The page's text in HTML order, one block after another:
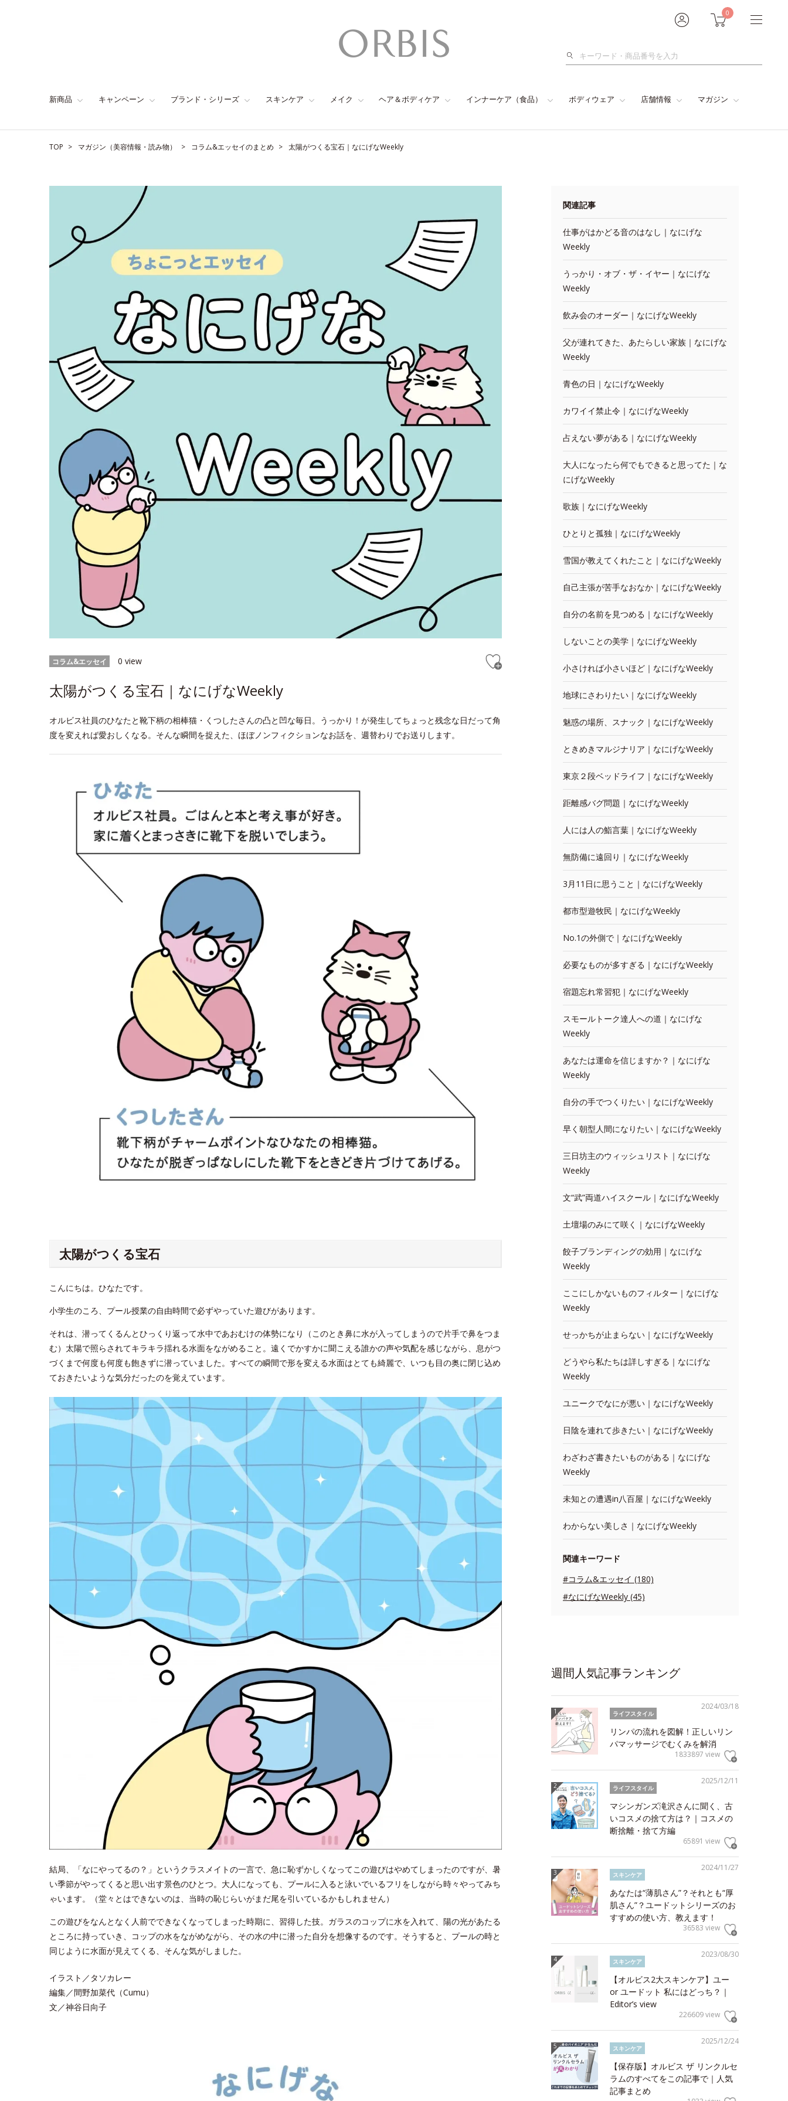
0
検
新商品 キャンペーン ブランド・シリーズ スキンケア メイク ヘア＆ボディケア インナーケア（食品） ボディウェア 店舗情報 マガジン
TOP マガジン（美容情報・読み物） コラム&エッセイのまとめ 太陽がつくる宝石｜なにげなWeekly
コラム&エッセイ 0 view
太陽がつくる宝石｜なにげなWeekly
オルビス社員のひなたと靴下柄の相棒猫・くつしたさんの凸と凹な毎日。うっかり！が発生してちょっと残念な日だって角
度を変えれば愛おしくなる。そんな瞬間を捉えた、ほぼノンフィクションなお話を、週替わりでお送りします。
太陽がつくる宝石
こんにちは。ひなたです。
小学生のころ、プール授業の自由時間で必ずやっていた遊びがあります。
それは、潜ってくるんとひっくり返って水中であおむけの体勢になり（このとき鼻に水が入ってしまうので片手で鼻をつま
む）太陽で照らされてキラキラ揺れる水面をながめること。遠くでかすかに聞こえる誰かの声や気配を感じながら、息がつ
づくまで何度も何度も飽きずに潜っていました。すべての瞬間で形を変える水面はとても綺麗で、いつも目の奥に閉じ込め
ておきたいような気分だったのを覚えています。
結局、「なにやってるの？」というクラスメイトの一言で、急に恥ずかしくなってこの遊びはやめてしまったのですが、暑
い季節がやってくると思い出す景色のひとつ。大人になっても、プールに入ると泳いでいるフリをしながら時々やってみち
ゃいます。（堂々とはできないのは、当時の恥じらいがまだ尾を引いているかもしれません）
この遊びをなんとなく人前でできなくなってしまった時期に、習得した技。ガラスのコップに水を入れて、陽の光があたる
ところに持っていき、コップの水をながめながら、その水の中に潜った自分を想像するのです。そうすると、プールの時と
同じように水面が見えてくる、そんな気がしました。
イラスト／タソカレー
編集／間野加菜代（Cumu）
文／神谷日向子
関連記事
仕事がはかどる音のはなし｜なにげな
Weekly
うっかり・オブ・ザ・イヤー｜なにげな
Weekly
飲み会のオーダー｜なにげなWeekly
父が連れてきた、あたらしい家族｜なにげな
Weekly
青色の日｜なにげなWeekly
カワイイ禁止令｜なにげなWeekly
占えない夢がある｜なにげなWeekly
大人になったら何でもできると思ってた｜な
にげなWeekly
歌族｜なにげなWeekly
ひとりと孤独｜なにげなWeekly
雪国が教えてくれたこと｜なにげなWeekly
自己主張が苦手なおなか｜なにげなWeekly
自分の名前を見つめる｜なにげなWeekly
しないことの美学｜なにげなWeekly
小さければ小さいほど｜なにげなWeekly
地球にさわりたい｜なにげなWeekly
魅惑の場所、スナック｜なにげなWeekly
ときめきマルジナリア｜なにげなWeekly
東京２段ベッドライフ｜なにげなWeekly
距離感バグ問題｜なにげなWeekly
人には人の鮨言葉｜なにげなWeekly
無防備に遠回り｜なにげなWeekly
3月11日に思うこと｜なにげなWeekly
都市型遊牧民｜なにげなWeekly
No.1の外側で｜なにげなWeekly
必要なものが多すぎる｜なにげなWeekly
宿題忘れ常習犯｜なにげなWeekly
スモールトーク達人への道｜なにげな
Weekly
あなたは運命を信じますか？｜なにげな
Weekly
自分の手でつくりたい｜なにげなWeekly
早く朝型人間になりたい｜なにげなWeekly
三日坊主のウィッシュリスト｜なにげな
Weekly
文“武”両道ハイスクール｜なにげなWeekly
土壇場のみにて咲く｜なにげなWeekly
餃子ブランディングの効用｜なにげな
Weekly
ここにしかないものフィルター｜なにげな
Weekly
せっかちが止まらない｜なにげなWeekly
どうやら私たちは詳しすぎる｜なにげな
Weekly
ユニークでなにが悪い｜なにげなWeekly
日陰を連れて歩きたい｜なにげなWeekly
わざわざ書きたいものがある｜なにげな
Weekly
未知との遭遇in八百屋｜なにげなWeekly
わからない美しさ｜なにげなWeekly
関連キーワード
#コラム&エッセイ (180)
#なにげなWeekly (45)
週間人気記事ランキング
2024/03/18
ライフスタイル
リンパの流れを図解！正しいリン
パマッサージでむくみを解消
1833897 view
2025/12/11
ライフスタイル
マシンガンズ滝沢さんに聞く、古
いコスメの捨て方は？｜コスメの
断捨離・捨て方編
65891 view
2024/11/27
スキンケア
あなたは“薄肌さん”？それとも“厚
肌さん”？ユードットシリーズのお
すすめの使い方、教えます！
36583 view
2023/08/30
スキンケア
【オルビス2大スキンケア】ユー
or ユードット 私にはどっち？｜
Editor’s view
226609 view
2025/12/24
スキンケア
【保存版】オルビス ザ リンクルセ
ラムのすべてをこの記事で｜人気
記事まとめ